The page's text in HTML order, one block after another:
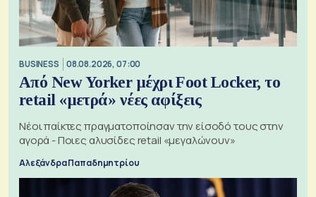
BUSINESS 08.08.2026, 07:00
Από New Yorker μέχρι Foot Locker, το
retail «μετρά» νέες αφίξεις
Νέοι παίκτες πραγματοποίησαν την είσοδό τους στην
αγορά - Ποιες αλυσίδες retail «μεγαλώνουν»
Αλεξάνδρα Παπαδημητρίου